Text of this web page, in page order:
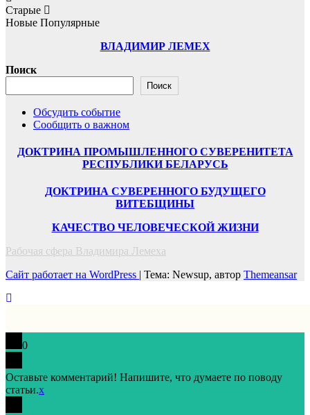
Старые
Новые Популярные
ВЛАДИМИР ЛЕМЕХ
Поиск
Поиск
Обсудить событие
Сообщить о важном
ДОКТРИНА ПРОМЫШЛЕННОГО СУВЕРЕНИТЕТА
РЕСПУБЛИКИ БЕЛАРУСЬ
ДОКТРИНА СУВЕРЕННОГО БУДУЩЕГО
ВИТЕБЩИНЫ
КАЧЕСТВО ЧЕЛОВЕЧЕСКОЙ ЖИЗНИ
Рабочая сфера Владимира Лемеха
Сайт работает на WordPress
Тема: Newsup, автор Themeansar
0
Оставьте комментарий! Напишите, что думаете по поводу
статьи.x